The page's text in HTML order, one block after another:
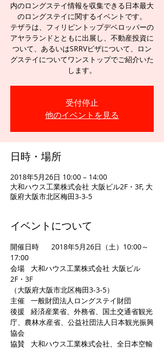
内のロングステイ情報を収集できる日本最大
のロングステイに関するイベントです。
テザラは、フィリピントップデベロッパーの
アヤラランドとともに出展し、不動産投資に
ついて、あるいはSRRVビザについて、ロン
グステイについてワンストップでご紹介いた
します。
受付停止
他のイベントを見る
日時・場所
2018年5月26日 10:00 – 14:00
大和ハウス工業株式会社 大阪ビル2F・3F, 大
阪府大阪市北区梅田3-3-5
イベントについて
開催日時	2018年5月26日（土）10:00～
会場	大和ハウス工業株式会社 大阪ビル
後援	経済産業省、外務省、国土交通省観光
庁、農林水産省、公益社団法人日本観光振興
協賛	大和ハウス工業株式会社、全日本空輸